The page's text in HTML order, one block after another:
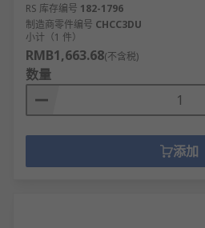
RS 库存编号 182-1796
制造商零件编号 CHCC3DU
小计（1 件）
RMB1,663.68(不含税)
数量
添加